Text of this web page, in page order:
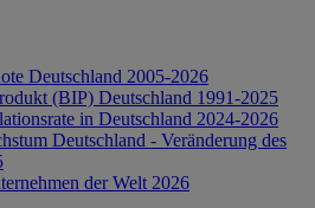
Deutschland 2005-2026
(BIP) Deutschland 1991-2025
in Deutschland 2024-2026
Deutschland - Veränderung des
der Welt 2026